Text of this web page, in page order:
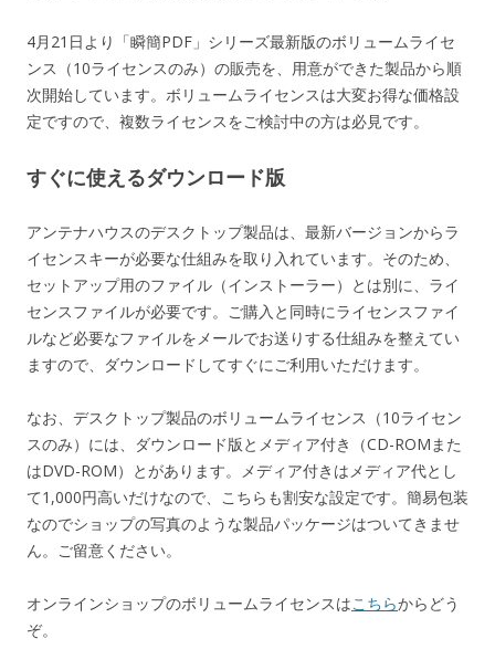
4月21日より「瞬簡PDF」シリーズ最新版のボリュームライセ
ンス（10ライセンスのみ）の販売を、用意ができた製品から順
次開始しています。ボリュームライセンスは大変お得な価格設
定ですので、複数ライセンスをご検討中の方は必見です。
すぐに使えるダウンロード版
アンテナハウスのデスクトップ製品は、最新バージョンからラ
イセンスキーが必要な仕組みを取り入れています。そのため、
セットアップ用のファイル（インストーラー）とは別に、ライ
センスファイルが必要です。ご購入と同時にライセンスファイ
ルなど必要なファイルをメールでお送りする仕組みを整えてい
ますので、ダウンロードしてすぐにご利用いただけます。
なお、デスクトップ製品のボリュームライセンス（10ライセン
スのみ）には、ダウンロード版とメディア付き（CD-ROMまた
はDVD-ROM）とがあります。メディア付きはメディア代とし
て1,000円高いだけなので、こちらも割安な設定です。簡易包装
なのでショップの写真のような製品パッケージはついてきませ
ん。ご留意ください。
オンラインショップのボリュームライセンスはこちらからどう
ぞ。